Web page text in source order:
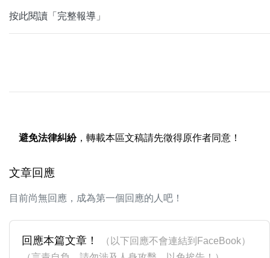
按此閱讀「完整報導」
避免法律糾紛，轉載本區文稿請先徵得原作者同意！
文章回應
目前尚無回應，成為第一個回應的人吧！
回應本篇文章！
（以下回應不會連結到FaceBook）